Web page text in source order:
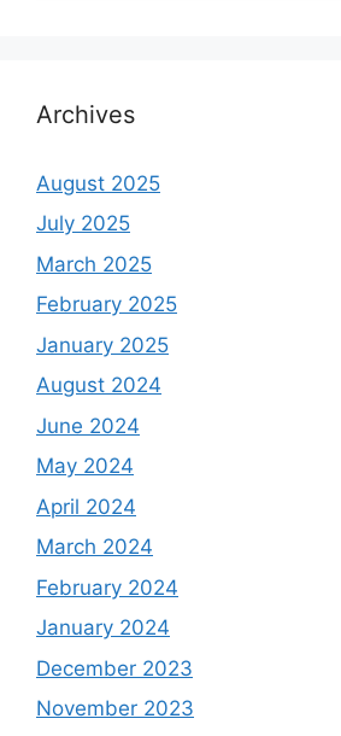
Archives
August 2025
July 2025
March 2025
February 2025
January 2025
August 2024
June 2024
May 2024
April 2024
March 2024
February 2024
January 2024
December 2023
November 2023